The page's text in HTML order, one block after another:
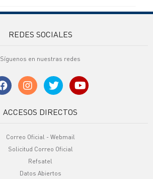
REDES SOCIALES
Síguenos en nuestras redes
ACCESOS DIRECTOS
Correo Oficial - Webmail
Solicitud Correo Oficial
Refsatel
Datos Abiertos